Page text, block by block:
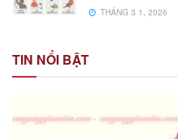
THÁNG 3 1, 2026
TIN NỔI BẬT